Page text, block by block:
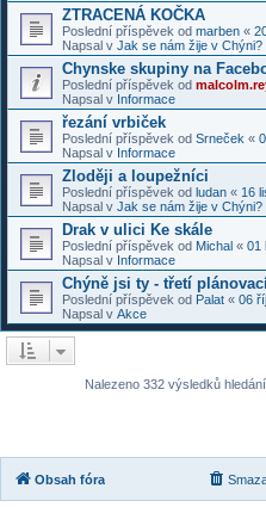
ZTRACENÁ KOČKA
Poslední příspěvek od marben «
Napsal v Jak se nám žije v Chýni?
Chynske skupiny na
Poslední příspěvek od
Napsal v Informace
řezání vrbiček
Poslední příspěvek od Srneček «
Napsal v Informace
Zloději a loupežníci
Poslední příspěvek od ludan « 16
Napsal v Jak se nám žije v Chýni?
Drak v ulici Ke skále
Poslední příspěvek od Michal « 01
Napsal v Informace
Chýně jsi ty - třetí
Poslední příspěvek od Palat « 06
Napsal v Akce
Nalezeno 332 výsledků hledání
Obsah fóra